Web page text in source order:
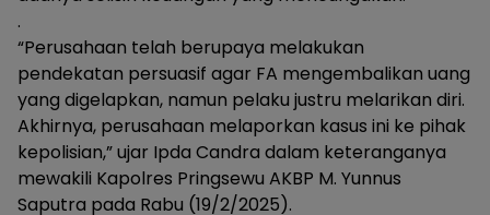
.
“Perusahaan telah berupaya melakukan
pendekatan persuasif agar FA mengembalikan uang
yang digelapkan, namun pelaku justru melarikan diri.
Akhirnya, perusahaan melaporkan kasus ini ke pihak
kepolisian,” ujar Ipda Candra dalam keteranganya
mewakili Kapolres Pringsewu AKBP M. Yunnus
Saputra pada Rabu (19/2/2025).